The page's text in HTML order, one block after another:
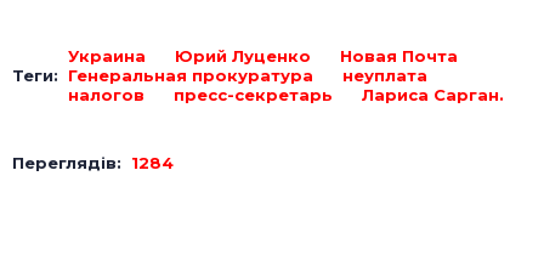
Теги:
Украина Юрий Луценко
Новая Почта
Генеральная прокуратура
неуплата
налогов
пресс-секретарь Лариса Сарган.
Переглядів: 1284